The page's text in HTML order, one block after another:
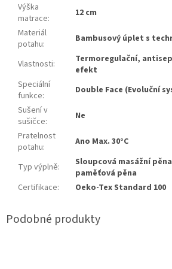
Výška
matrace:
12 cm
Materiál
potahu: Bambusový úplet s
Vlastnosti:
Termoregulační,
efekt
Speciální
funkce:
Double Face (Evoluční
Sušení v
sušičce:
Ne
Pratelnost
potahu: Ano Max. 30°C
Typ výplně:
Sloupcová masážní
paměťová pěna
Certifikace: Oeko-Tex Standard 100